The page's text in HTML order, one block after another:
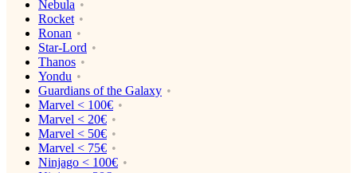
Nebula
Rocket
Ronan
Star-Lord
Thanos
Yondu
Guardians of the Galaxy
Marvel < 100€
Marvel < 20€
Marvel < 50€
Marvel < 75€
Ninjago < 100€